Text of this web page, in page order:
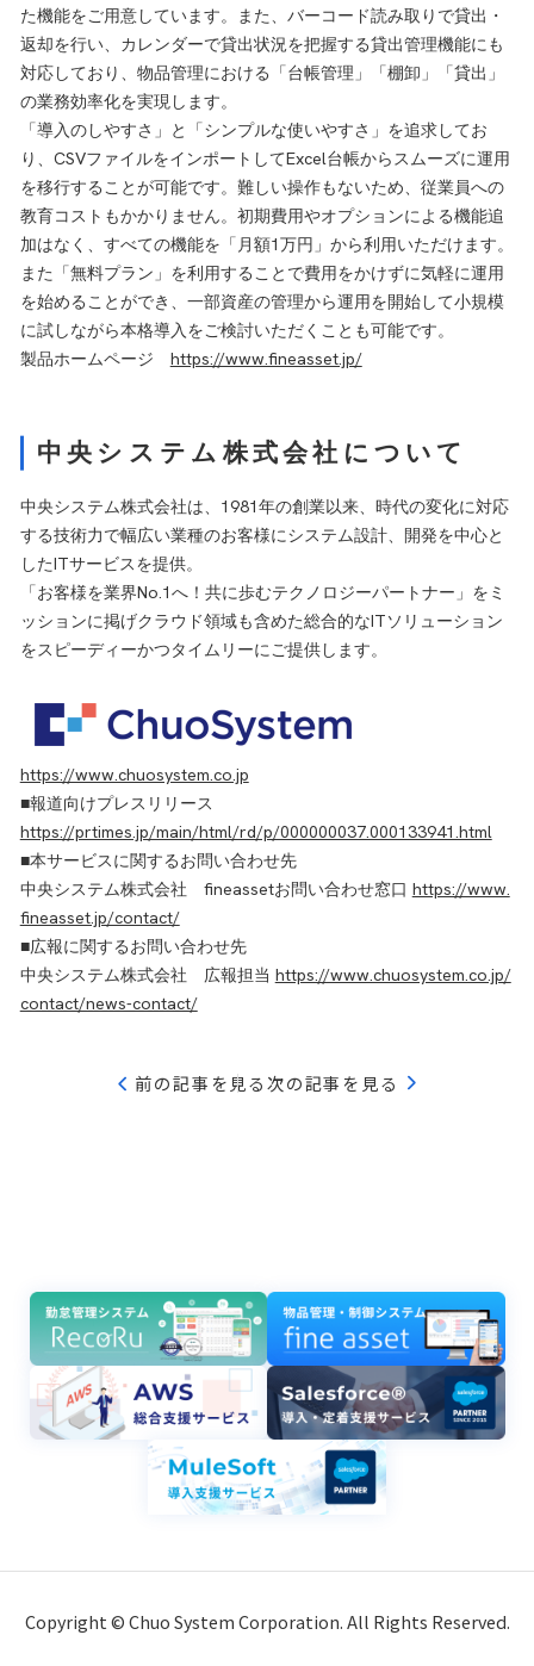
た機能をご用意しています。また、バーコード読み取りで貸出・
返却を行い、カレンダーで貸出状況を把握する貸出管理機能にも
対応しており、物品管理における「台帳管理」「棚卸」「貸出」
の業務効率化を実現します。
「導入のしやすさ」と「シンプルな使いやすさ」を追求してお
り、CSVファイルをインポートしてExcel台帳からスムーズに運用
を移行することが可能です。難しい操作もないため、従業員への
教育コストもかかりません。初期費用やオプションによる機能追
加はなく、すべての機能を「月額1万円」から利用いただけます。
また「無料プラン」を利用することで費用をかけずに気軽に運用
を始めることができ、一部資産の管理から運用を開始して小規模
に試しながら本格導入をご検討いただくことも可能です。
製品ホームページ https://www.fineasset.jp/
中央システム株式会社について
中央システム株式会社は、1981年の創業以来、時代の変化に対応
する技術力で幅広い業種のお客様にシステム設計、開発を中心と
したITサービスを提供。
「お客様を業界No.1へ！共に歩むテクノロジーパートナー」をミ
ッションに掲げクラウド領域も含めた総合的なITソリューション
をスピーディーかつタイムリーにご提供します。
https://www.chuosystem.co.jp
■報道向けプレスリリース
https://prtimes.jp/main/html/rd/p/000000037.000133941.html
■本サービスに関するお問い合わせ先
中央システム株式会社 fineassetお問い合わせ窓口 https://www.
fineasset.jp/contact/
■広報に関するお問い合わせ先
中央システム株式会社 広報担当 https://www.chuosystem.co.jp/
contact/news-contact/
前の記事を見る 次の記事を見る
Copyright © Chuo System Corporation. All Rights Reserved.